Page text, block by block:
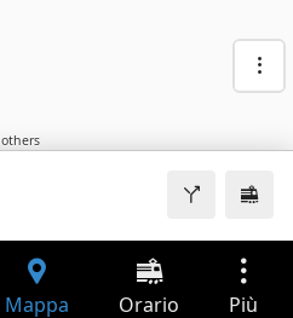
others
Mappa Orario Più